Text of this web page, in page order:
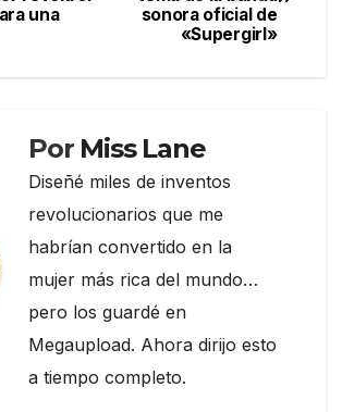
m
sonora oficial de
«Supergirl»
una
Por Miss Lane
Diseñé miles de inventos
revolucionarios que me
habrían convertido en la
mujer más rica del mundo…
pero los guardé en
Megaupload. Ahora dirijo esto
a tiempo completo.